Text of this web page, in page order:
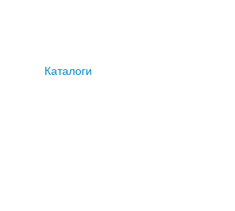
Каталоги